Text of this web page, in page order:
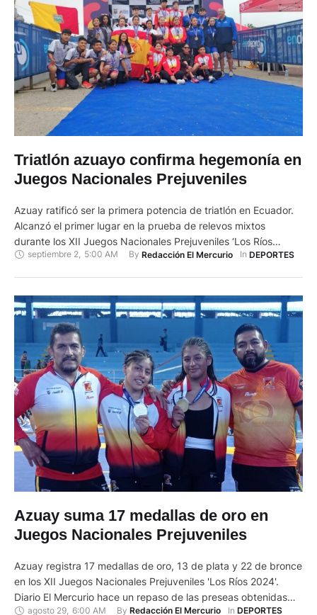
Triatlón azuayo confirma hegemonía en
Juegos Nacionales Prejuveniles
Azuay ratificó ser la primera potencia de triatlón en Ecuador.
Alcanzó el primer lugar en la prueba de relevos mixtos
durante los XII Juegos Nacionales Prejuveniles ‘Los Ríos
2024’, “Los chicos demostraron que están para grandes
cosas. Conversamos con ellos y les habíamos dicho que se
septiembre 2, 5:00 AM By Redacción El Mercurio In DEPORTES
Azuay suma 17 medallas de oro en
Juegos Nacionales Prejuveniles
Azuay registra 17 medallas de oro, 13 de plata y 22 de bronce
en los XII Juegos Nacionales Prejuveniles 'Los Ríos 2024'.
Diario El Mercurio hace un repaso de las preseas obtenidas
agosto 29, 6:00 AM By In